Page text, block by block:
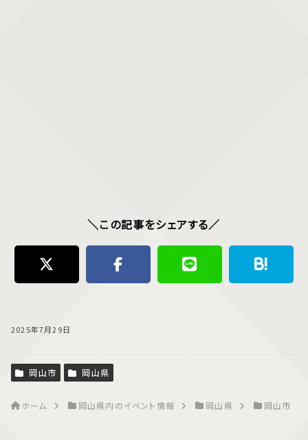
＼この記事をシェアする／
2025年7月29日
岡山市 岡山県
ホーム 岡山県内のイベント情報 岡山県 岡山市